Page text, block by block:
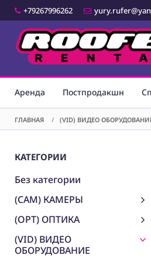
+79267996262
Аренда Постпродакшн
ГЛАВНАЯ / (VID) ВИДЕО
КАТЕГОРИИ
Без категории
(CAM) КАМЕРЫ
(OPT) ОПТИКА
(VID) ВИДЕО
ОБОРУДОВАНИЕ